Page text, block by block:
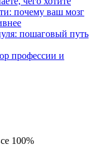
почему ваш мозг
пошаговый путь
профессии и
100%